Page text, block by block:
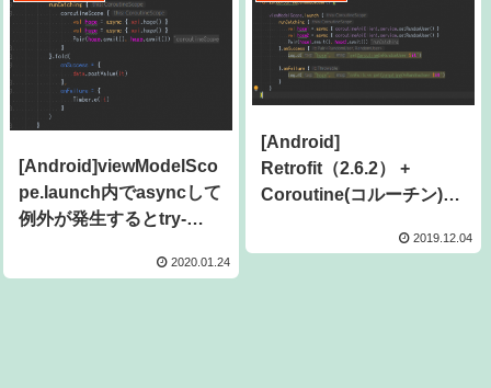
[Android]viewModelSco
pe.launch内でasyncして
例外が発生するとtry-
2020.01.24
[Android]
Retrofit（2.6.2） +
Coroutine(コルーチン)で
2019.12.04